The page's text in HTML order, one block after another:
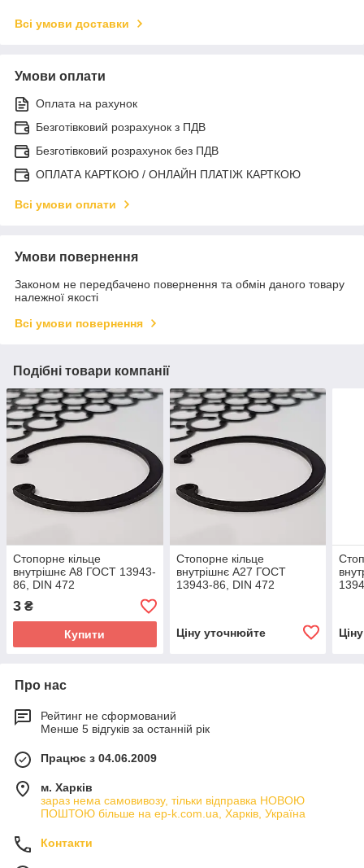
Всі умови доставки
Умови оплати
Оплата на рахунок
Безготівковий розрахунок з ПДВ
Безготівковий розрахунок без ПДВ
ОПЛАТА КАРТКОЮ / ОНЛАЙН ПЛАТІЖ КАРТКОЮ
Всі умови оплати
Умови повернення
Законом не передбачено повернення та обмін даного товару
належної якості
Всі умови повернення
Подібні товари компанії
Стопорне кільце
внутрішнє А8 ГОСТ 13943-
86, DIN 472
3 ₴
Купити
Стопорне кільце
внутрішнє А27 ГОСТ
13943-86, DIN 472
Ціну уточнюйте
Про нас
Рейтинг не сформований
Менше 5 відгуків за останній рік
Працює з 04.06.2009
м. Харків
зараз нема самовивозу, тільки відправка НОВОЮ
ПОШТОЮ більше на ep-k.com.ua, Харків, Україна
Контакти